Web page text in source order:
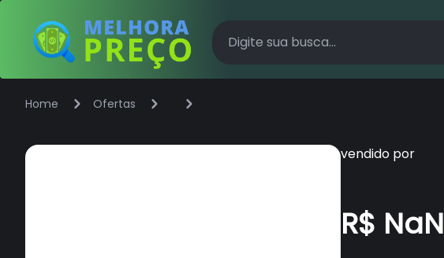
Home Ofertas
vendido por
R$ NaN